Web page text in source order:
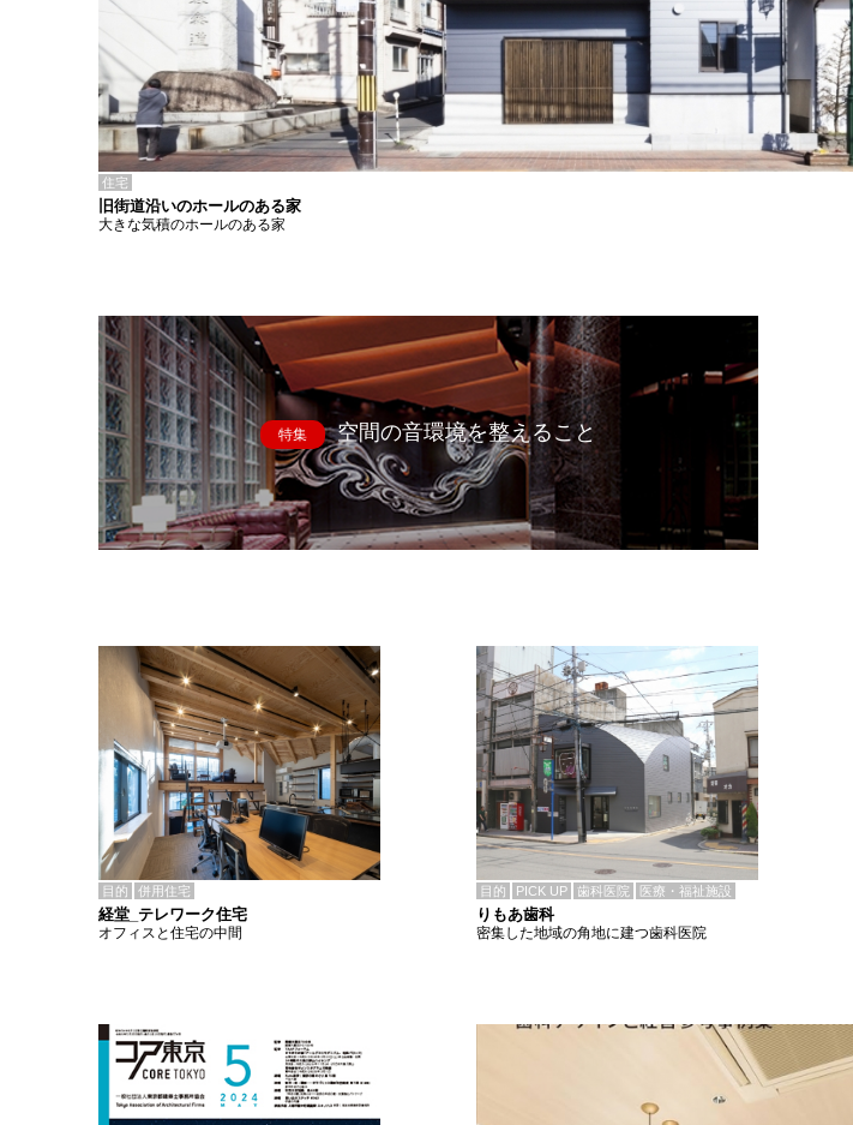
住宅
旧街道沿いのホールのある家
大きな気積のホールのある家
特集 空間の音環境を整えること
目的 併用住宅
経堂_テレワーク住宅
オフィスと住宅の中間
目的 PICK UP 歯科医院 医療・福祉施設
りもあ歯科
密集した地域の角地に建つ歯科医院